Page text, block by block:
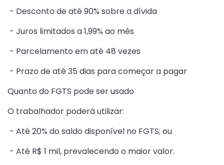
- Desconto de até 90% sobre a dívida
- Juros limitados a 1,99% ao mês
- Parcelamento em até 48 vezes
- Prazo de até 35 dias para começar a pagar
Quanto do FGTS pode ser usado
O trabalhador poderá utilizar:
- Até 20% do saldo disponível no FGTS; ou
- Até R$ 1 mil, prevalecendo o maior valor.